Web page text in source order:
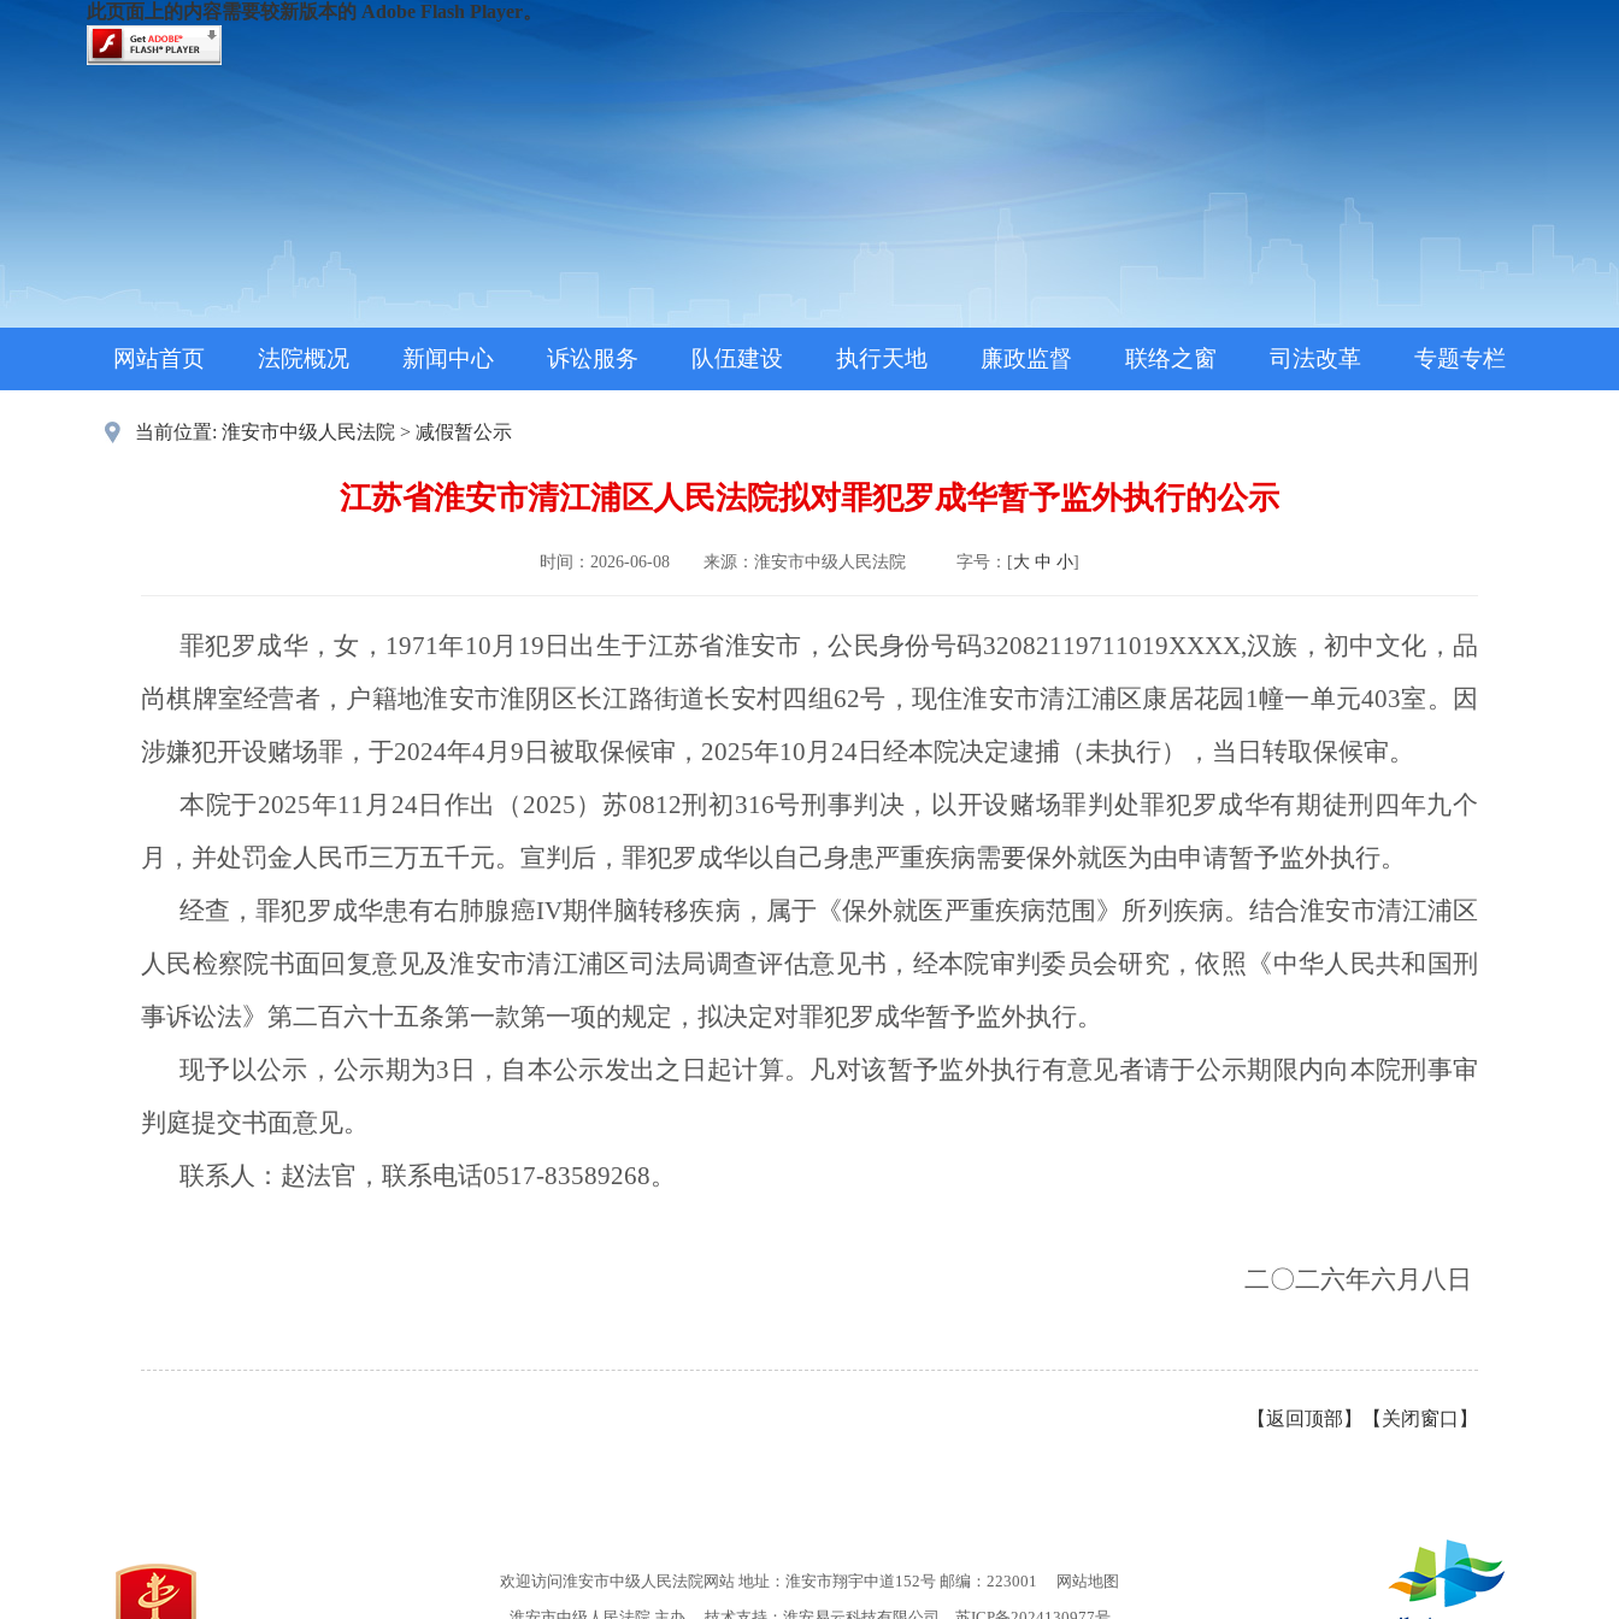
此页面上的内容需要较新版本的 Adobe Flash Player。
网站首页 法院概况 新闻中心 诉讼服务 队伍建设 执行天地 廉政监督 联络之窗 司法改革 专题专栏
当前位置: 淮安市中级人民法院 > 减假暂公示
江苏省淮安市清江浦区人民法院拟对罪犯罗成华暂予监外执行的公示
时间：2026-06-08 来源：淮安市中级人民法院 字号：[大 中 小]
罪犯罗成华，女，1971年10月19日出生于江苏省淮安市，公民身份号码32082119711019XXXX,汉族，初中文化，品
尚棋牌室经营者，户籍地淮安市淮阴区长江路街道长安村四组62号，现住淮安市清江浦区康居花园1幢一单元403室。因
涉嫌犯开设赌场罪，于2024年4月9日被取保候审，2025年10月24日经本院决定逮捕（未执行），当日转取保候审。
本院于2025年11月24日作出（2025）苏0812刑初316号刑事判决，以开设赌场罪判处罪犯罗成华有期徒刑四年九个
月，并处罚金人民币三万五千元。宣判后，罪犯罗成华以自己身患严重疾病需要保外就医为由申请暂予监外执行。
经查，罪犯罗成华患有右肺腺癌IV期伴脑转移疾病，属于《保外就医严重疾病范围》所列疾病。结合淮安市清江浦区
人民检察院书面回复意见及淮安市清江浦区司法局调查评估意见书，经本院审判委员会研究，依照《中华人民共和国刑
事诉讼法》第二百六十五条第一款第一项的规定，拟决定对罪犯罗成华暂予监外执行。
现予以公示，公示期为3日，自本公示发出之日起计算。凡对该暂予监外执行有意见者请于公示期限内向本院刑事审
判庭提交书面意见。
联系人：赵法官，联系电话0517-83589268。
二〇二六年六月八日
【返回顶部 】【 关闭窗口 】
欢迎访问淮安市中级人民法院网站 地址：淮安市翔宇中道152号 邮编：223001
网站地图